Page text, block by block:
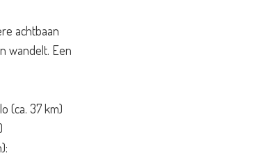
achtbaan
wandelt. Een
(ca. 37 km)